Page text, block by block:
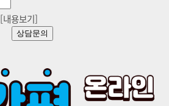
[내용보기]
상담문의